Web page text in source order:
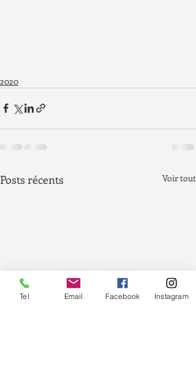
2020
Posts récents Voir tout
Tel Email Facebook Instagram